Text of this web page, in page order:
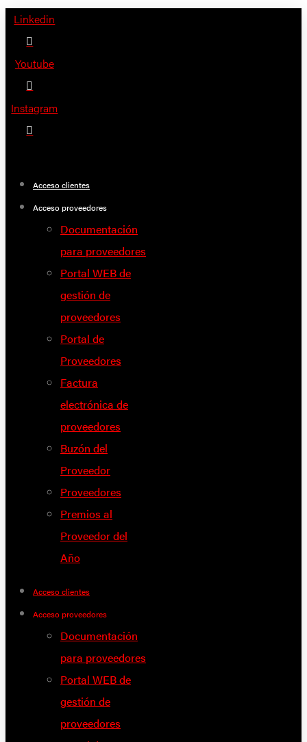
Saltar
contenido
Linkedin
Youtube
Instagram
Acceso clientes
Acceso proveedores
Documentación
para proveedores
Portal WEB de
gestión de
proveedores
Portal de
Proveedores
Factura
electrónica de
proveedores
Buzón del
Proveedor
Proveedores
Premios al
Proveedor del
Año
Acceso clientes
Acceso proveedores
Documentación
para proveedores
Portal WEB de
gestión de
proveedores